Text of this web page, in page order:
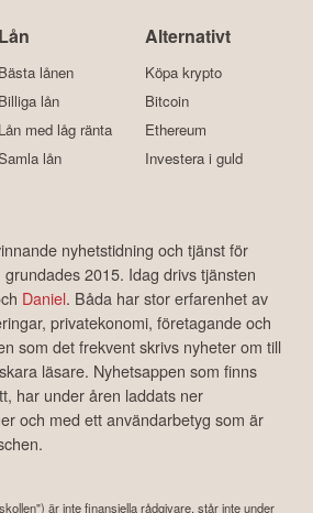
Lån
Bästa lånen
Billiga lån
Lån med låg ränta
lån
Alternativt
Köpa krypto
Bitcoin
Ethereum
Investera i guld
nyhetstidning och tjänst för
2015. Idag drivs tjänsten
Daniel. Båda har stor erfarenhet av
privatekonomi, företagande och
som det frekvent skrivs nyheter om till
läsare. Nyhetsappen som finns
har under åren laddats ner
och med ett användarbetyg som är
är inte finansiella rådgivare, står inte under